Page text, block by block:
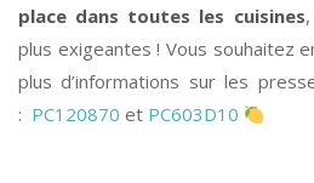
place dans toutes les cuisines
plus exigeantes ! Vous souhaitez
plus d’informations sur les
: PC120870 et PC603D10